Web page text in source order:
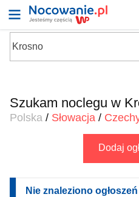
Szukam noclegu w
Polska / Słowacja /
Dodaj
Nie znaleziono